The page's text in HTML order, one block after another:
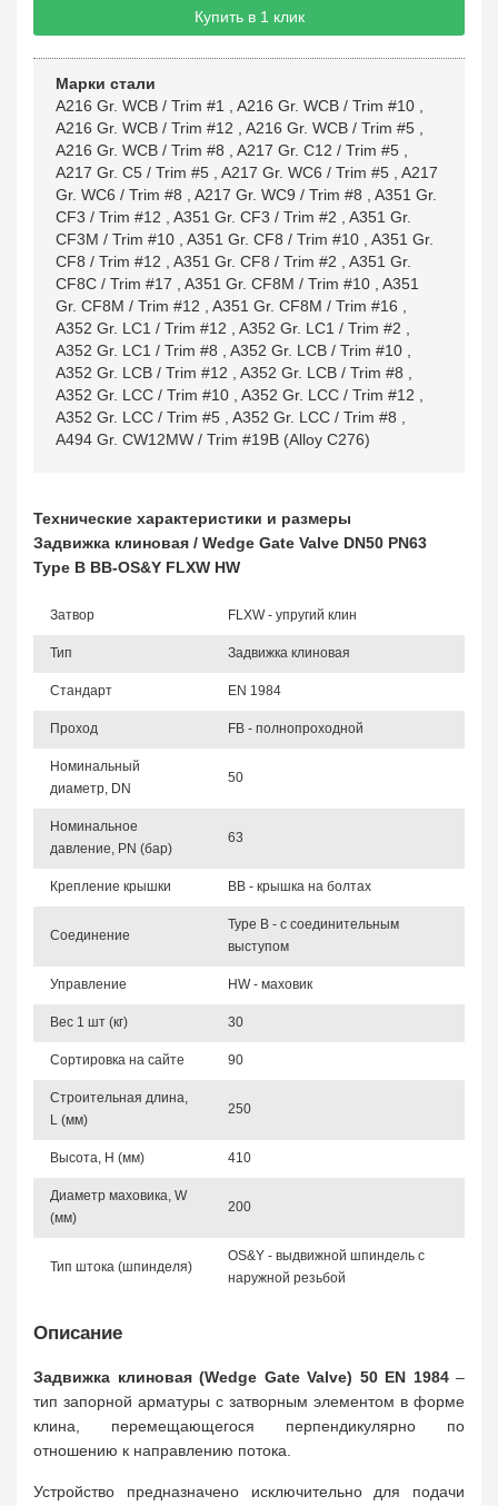
Купить в 1 клик
Марки стали
A216 Gr. WCB / Trim #1
A216 Gr. WCB / Trim #10
A216 Gr. WCB / Trim #12
A216 Gr. WCB / Trim #5
A216 Gr. WCB / Trim #8
A217 Gr. C12 / Trim #5
A217 Gr. C5 / Trim #5
A217 Gr. WC6 / Trim #5
A217
Gr. WC6 / Trim #8
A217 Gr. WC9 / Trim #8
A351 Gr.
CF3 / Trim #12
A351 Gr. CF3 / Trim #2
A351 Gr.
CF3M / Trim #10
A351 Gr. CF8 / Trim #10
A351 Gr.
CF8 / Trim #12
A351 Gr. CF8 / Trim #2
A351 Gr.
CF8C / Trim #17
A351 Gr. CF8M / Trim #10
A351
Gr. CF8M / Trim #12
A351 Gr. CF8M / Trim #16
A352 Gr. LC1 / Trim #12
A352 Gr. LC1 / Trim #2
A352 Gr. LC1 / Trim #8
A352 Gr. LCB / Trim #10
A352 Gr. LCB / Trim #12
A352 Gr. LCB / Trim #8
A352 Gr. LCC / Trim #10
A352 Gr. LCC / Trim #12
A352 Gr. LCC / Trim #5
A352 Gr. LCC / Trim #8
A494 Gr. CW12MW / Trim #19B (Alloy C276)
Технические характеристики и размеры
Задвижка клиновая / Wedge Gate Valve DN50 PN63
Type B BB-OS&Y FLXW HW
Затвор FLXW - упругий клин
Тип Задвижка клиновая
Стандарт EN 1984
Проход FB - полнопроходной
Номинальный
диаметр, DN
50
Номинальное
давление, PN (бар)
63
Крепление крышки BB - крышка на болтах
Соединение
Type B - с соединительным
выступом
Управление HW - маховик
Вес 1 шт (кг) 30
Сортировка на сайте 90
Строительная длина,
L (мм)
250
Высота, Н (мм) 410
Диаметр маховика, W
(мм)
200
Тип штока (шпинделя)
OS&Y - выдвижной шпиндель с
наружной резьбой
Описание
Задвижка клиновая (Wedge Gate Valve) 50 EN 1984–
тип запорной арматуры с затворным элементом в форме
клина, перемещающегося перпендикулярно по
отношению к направлению потока.
Устройство предназначено исключительно для подачи